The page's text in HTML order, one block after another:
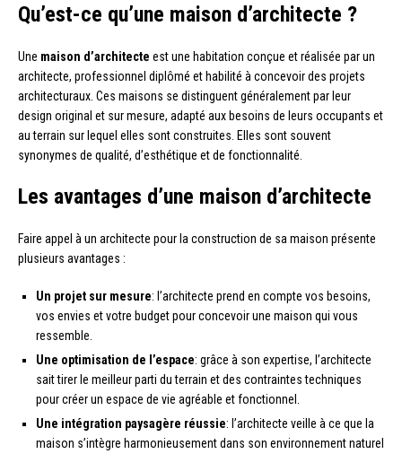
Qu’est-ce qu’une maison d’architecte ?
Une maison d’architecte est une habitation conçue et réalisée par un
architecte, professionnel diplômé et habilité à concevoir des projets
architecturaux. Ces maisons se distinguent généralement par leur
design original et sur mesure, adapté aux besoins de leurs occupants et
au terrain sur lequel elles sont construites. Elles sont souvent
synonymes de qualité, d’esthétique et de fonctionnalité.
Les avantages d’une maison d’architecte
Faire appel à un architecte pour la construction de sa maison présente
plusieurs avantages :
Un projet sur mesure: l’architecte prend en compte vos besoins,
vos envies et votre budget pour concevoir une maison qui vous
ressemble.
Une optimisation de l’espace: grâce à son expertise, l’architecte
sait tirer le meilleur parti du terrain et des contraintes techniques
pour créer un espace de vie agréable et fonctionnel.
Une intégration paysagère réussie: l’architecte veille à ce que la
maison s’intègre harmonieusement dans son environnement naturel